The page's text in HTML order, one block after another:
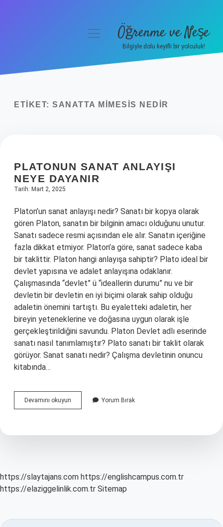
Yasal Uyarı
menüyüÖğrenme ve Neşe
Bilgiyle dolu keyifli bir yolculuk!
ETIKET: SANATTA MIMESIS NEDIR
PLATONUN SANAT ANLAYIŞI
NEYE DAYANIR
Tarih: Mart 2, 2025
Platon’un sanat anlayışı nedir? Sanatı bir kopya olarak
gören Platon, sanatın bir bilginin amacı olduğunu unutur.
Sanatı sadece resmi açısından ele alır. Sanatın içeriğine
fazla dikkat etmiyor. Platon’a göre, sanat sadece kaba
bir taklittir. Platon hangi anlayışa sahiptir? Plato ideal bir
devlet yapısına ve adalet anlayışına odaklanır.
Çalışmasında “devlet” ü “ideallerin durumu” nu ve bir
devletin bir devletin en iyi biçimi olarak sahip olduğu
adaletin önemini tartıştı. Bu eyaletteki adaletin, her
bireyin yeteneklerine ve doğasına uygun olarak işle
gerçekleştirildiğini savundu. Platon Devlet adlı eserinde
sanatı nasıl tanımlamıştır? Plato sanatı bir taklit olarak
görüyor. Sanat sanatı nedir? Çalışma devletinin onuncu
kitabında…
Devamını okuyun Platonun
Sanat
Dayanır
Yorum Bırak
https://slaytajans.com https://englishcampus.com.tr
https://elaziggelinlik.com.tr Sitemap